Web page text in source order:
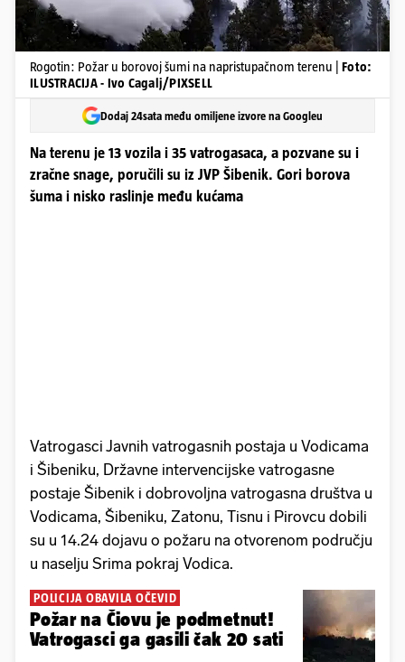
Rogotin: Požar u borovoj šumi na napristupačnom terenu | Foto:
ILUSTRACIJA - Ivo Cagalj/PIXSELL
Dodaj 24sata među omiljene izvore na Googleu
Na terenu je 13 vozila i 35 vatrogasaca, a pozvane su i
zračne snage, poručili su iz JVP Šibenik. Gori borova
šuma i nisko raslinje među kućama
Vatrogasci Javnih vatrogasnih postaja u Vodicama
i Šibeniku, Državne intervencijske vatrogasne
postaje Šibenik i dobrovoljna vatrogasna društva u
Vodicama, Šibeniku, Zatonu, Tisnu i Pirovcu dobili
su u 14.24 dojavu o požaru na otvorenom području
u naselju Srima pokraj Vodica.
POLICIJA OBAVILA OČEVID
Požar na Čiovu je podmetnut!
Vatrogasci ga gasili čak 20 sati